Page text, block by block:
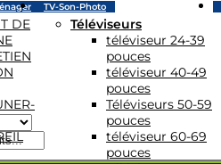
DE
TV-Son-Photo
Téléviseurs
téléviseur 24-39
pouces
téléviseur 40-49
pouces
Téléviseurs 50-59
pouces
téléviseur 60-69
pouces